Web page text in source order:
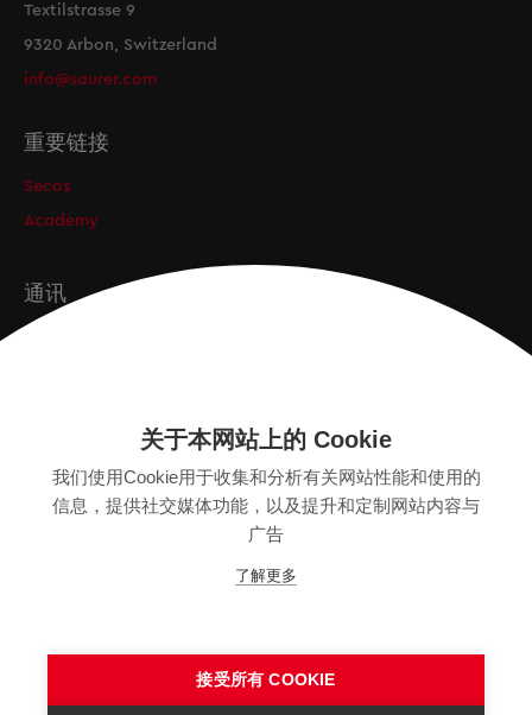
Textilstrasse 9
9320 Arbon, Switzerland
info@saurer.com
重要链接
Secos
Academy
通讯
SITEMAP
关于本网站上的 Cookie
我们使用Cookie用于收集和分析有关网站性能和使用的
信息，提供社交媒体功能，以及提升和定制网站内容与
广告
了解更多
接受所有 COOKIE